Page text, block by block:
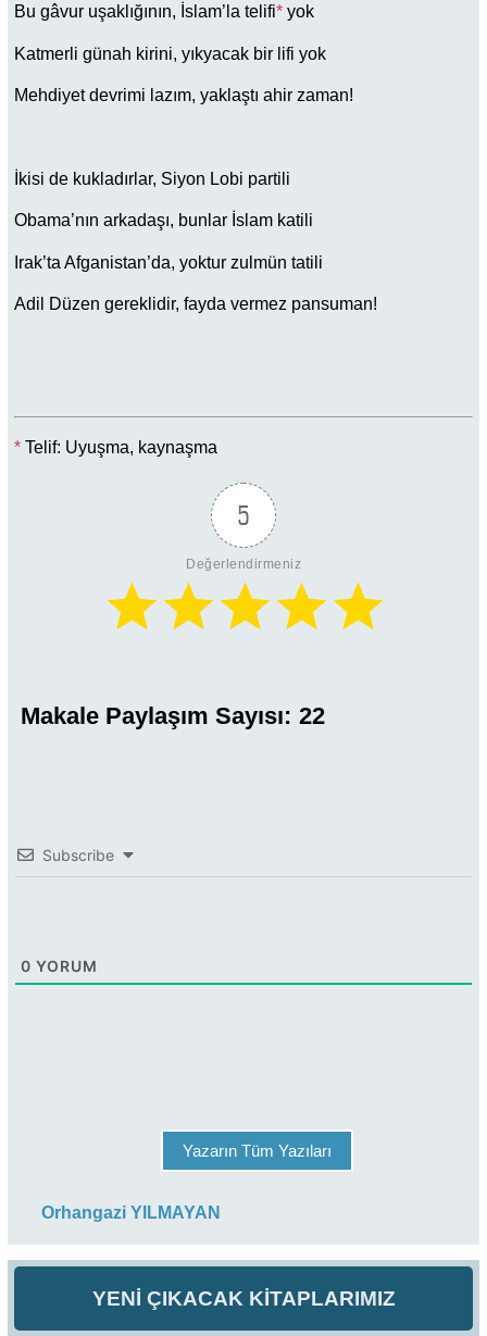
YENİ ÇIKACAK KİTAPLARIMIZ
Bu gâvur uşaklığının, İslam’la telifi* yok
Katmerli günah kirini, yıkyacak bir lifi yok
Mehdiyet devrimi lazım, yaklaştı ahir zaman!
İkisi de kukladırlar, Siyon Lobi partili
Obama’nın arkadaşı, bunlar İslam katili
Irak’ta Afganistan’da, yoktur zulmün tatili
Adil Düzen gereklidir, fayda vermez pansuman!
* Telif: Uyuşma, kaynaşma
5
Değerlendirmeniz
Makale Paylaşım Sayısı: 22
Subscribe
0 YORUM
Yazarın Tüm Yazıları
Orhangazi YILMAYAN